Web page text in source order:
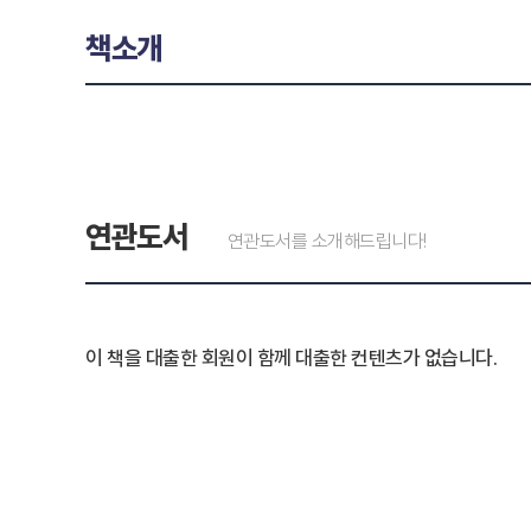
책소개
연관도서 연관도서를 소개해드립니다!
이 책을 대출한 회원이 함께 대출한 컨텐츠가 없습니다.